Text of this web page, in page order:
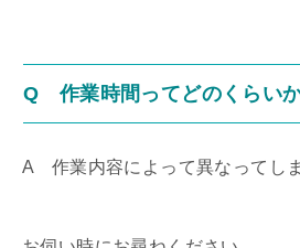
Q 作業時間ってどのくらい
A 作業内容によって異なってし